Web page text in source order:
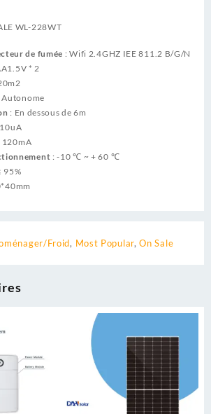
WL-228WT
de fumée : Wifi 2.4GHZ IEE 811.2 B/G/N
* 2
Autonome
: En dessous de 6m
120mA
: -10 ℃ ~ + 60 ℃
95%
Froid, Most Popular,On Sale